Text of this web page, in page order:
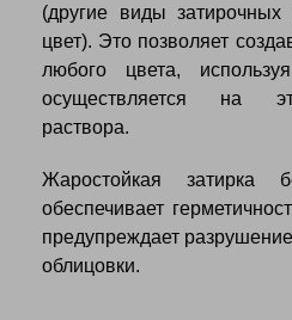
(другие виды
цвет). Это позволяет
любого цвета,
осуществляется на
раствора.
Жаростойкая затирка
обеспечивает
предупреждает
облицовки.